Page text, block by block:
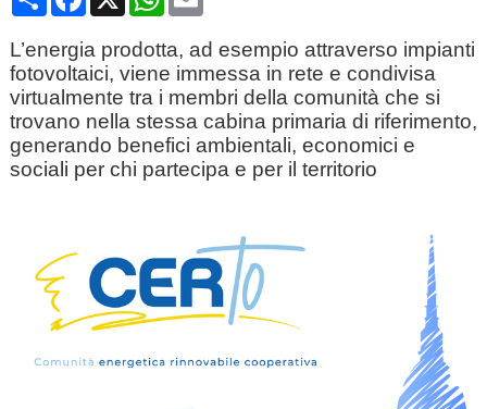
L’energia prodotta, ad esempio attraverso impianti
fotovoltaici, viene immessa in rete e condivisa
virtualmente tra i membri della comunità che si
trovano nella stessa cabina primaria di riferimento,
generando benefici ambientali, economici e
sociali per chi partecipa e per il territorio